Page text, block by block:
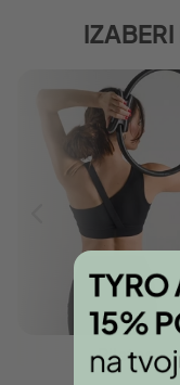
Pilates